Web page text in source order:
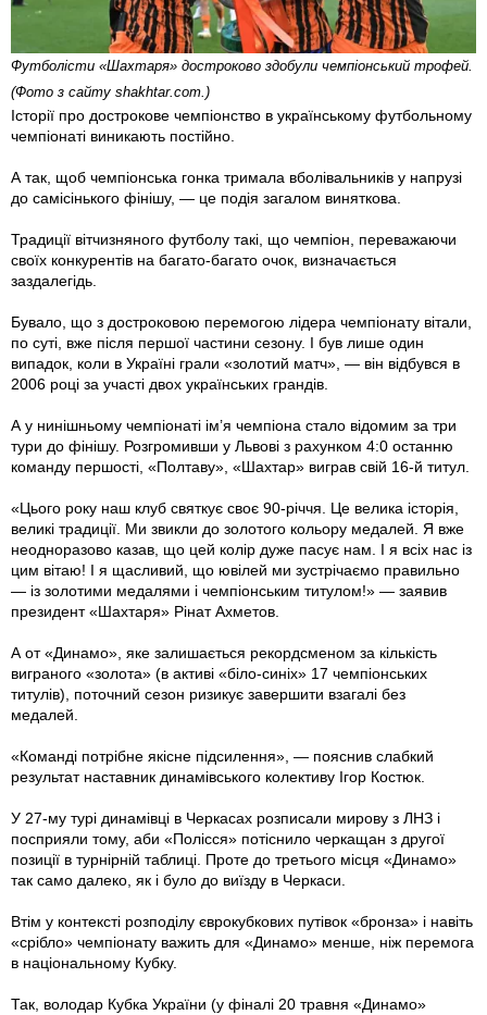
Футболісти «Шахтаря» достроково здобули чемпіонський трофей.
(Фото з сайту shakhtar.com.)
Історії про дострокове чемпіонство в українському футбольному
чемпіонаті виникають постійно.
А так, щоб чемпіонська гонка тримала вболівальників у напрузі
до самісінького фінішу, — це подія загалом виняткова.
Традиції вітчизняного футболу такі, що чемпіон, переважаючи
своїх конкурентів на багато-багато очок, визначається
заздалегідь.
Бувало, що з достроковою перемогою лідера чемпіонату вітали,
по суті, вже після першої частини сезону. І був лише один
випадок, коли в Україні грали «золотий матч», — він відбувся в
2006 році за участі двох українських грандів.
А у нинішньому чемпіонаті ім’я чемпіона стало відомим за три
тури до фінішу. Розгромивши у Львові з рахунком 4:0 останню
команду першості, «Полтаву», «Шахтар» виграв свій 16-й титул.
«Цього року наш клуб святкує своє 90-річчя. Це велика історія,
великі традиції. Ми звикли до золотого кольору медалей. Я вже
неодноразово казав, що цей колір дуже пасує нам. І я всіх нас із
цим вітаю! І я щасливий, що ювілей ми зустрічаємо правильно
— із золотими медалями і чемпіонським титулом!» — заявив
президент «Шахтаря» Рінат Ахметов.
А от «Динамо», яке залишається рекордсменом за кількість
виграного «золота» (в активі «біло-синіх» 17 чемпіонських
титулів), поточний сезон ризикує завершити взагалі без
медалей.
«Команді потрібне якісне підсилення», — пояснив слабкий
результат наставник динамівського колективу Ігор Костюк.
У 27-му турі динамівці в Черкасах розписали мирову з ЛНЗ і
посприяли тому, аби «Полісся» потіснило черкащан з другої
позиції в турнірній таблиці. Проте до третього місця «Динамо»
так само далеко, як і було до виїзду в Черкаси.
Втім у контексті розподілу єврокубкових путівок «бронза» і навіть
«срібло» чемпіонату важить для «Динамо» менше, ніж перемога
в національному Кубку.
Так, володар Кубка України (у фіналі 20 травня «Динамо»